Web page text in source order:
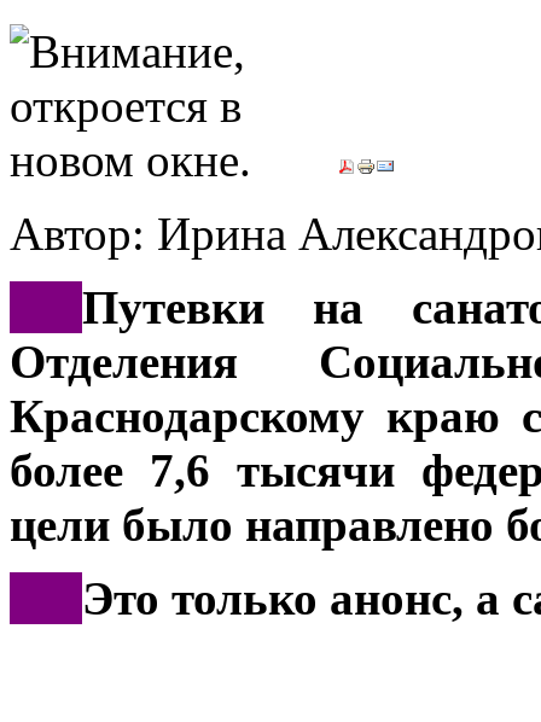
Автор: Ирина
Путевки на
Отделения
Краснодарскому краю
более 7,6 тысячи
цели было направлено
Это только анонс, а